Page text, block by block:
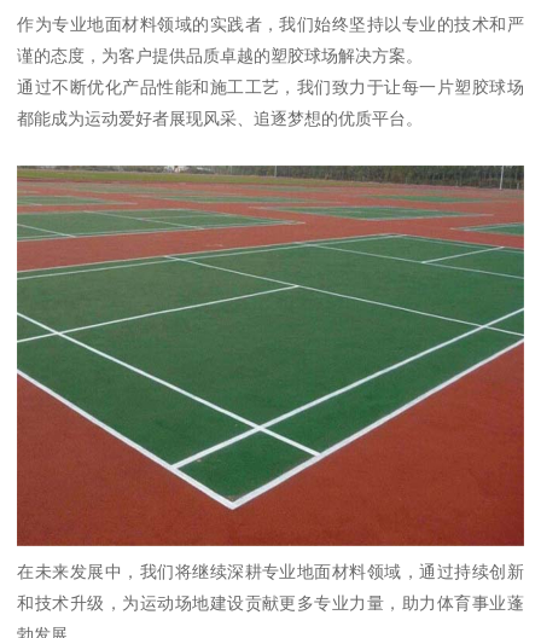
作为专业地面材料领域的实践者，我们始终坚持以专业的技术和严
谨的态度，为客户提供品质卓越的塑胶球场解决方案。
通过不断优化产品性能和施工工艺，我们致力于让每一片塑胶球场
都能成为运动爱好者展现风采、追逐梦想的优质平台。
在未来发展中，我们将继续深耕专业地面材料领域，通过持续创新
和技术升级，为运动场地建设贡献更多专业力量，助力体育事业蓬
勃发展。